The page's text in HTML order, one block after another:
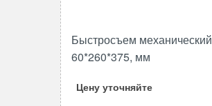
Количество
товара
Быстросъем механический
60*260*375, мм
Цену уточняйте